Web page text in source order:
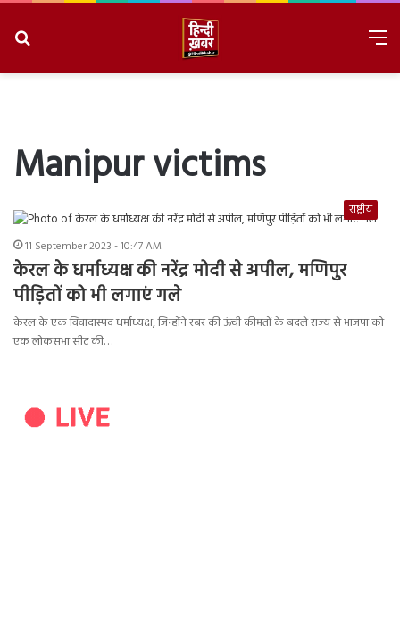
Manipur victims
राष्ट्रीय
11 September 2023 - 10:47 AM
केरल के धर्माध्यक्ष की नरेंद्र मोदी से अपील, मणिपुर
पीड़ितों को भी लगाएं गले
केरल के एक विवादास्पद धर्माध्यक्ष, जिन्होंने रबर की ऊंची कीमतों के बदले राज्य से भाजपा को
एक लोकसभा सीट की…